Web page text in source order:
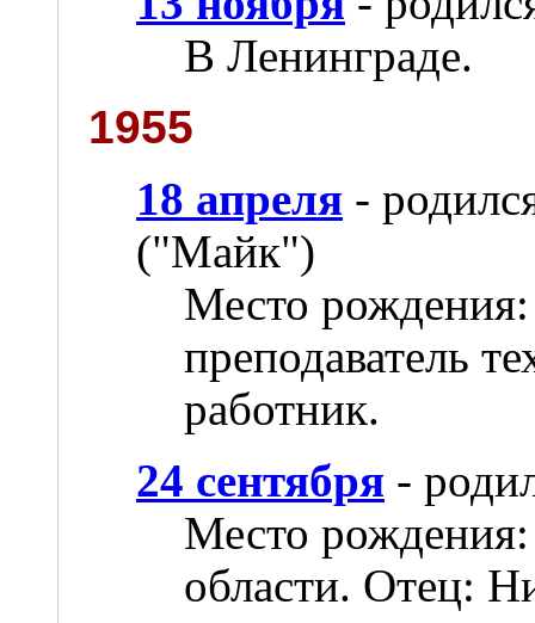
В Ленинграде.
1955
18 апреля -
("Майк")
Место
преподаватель
работник.
24 сентября -
Место
области. Отец: